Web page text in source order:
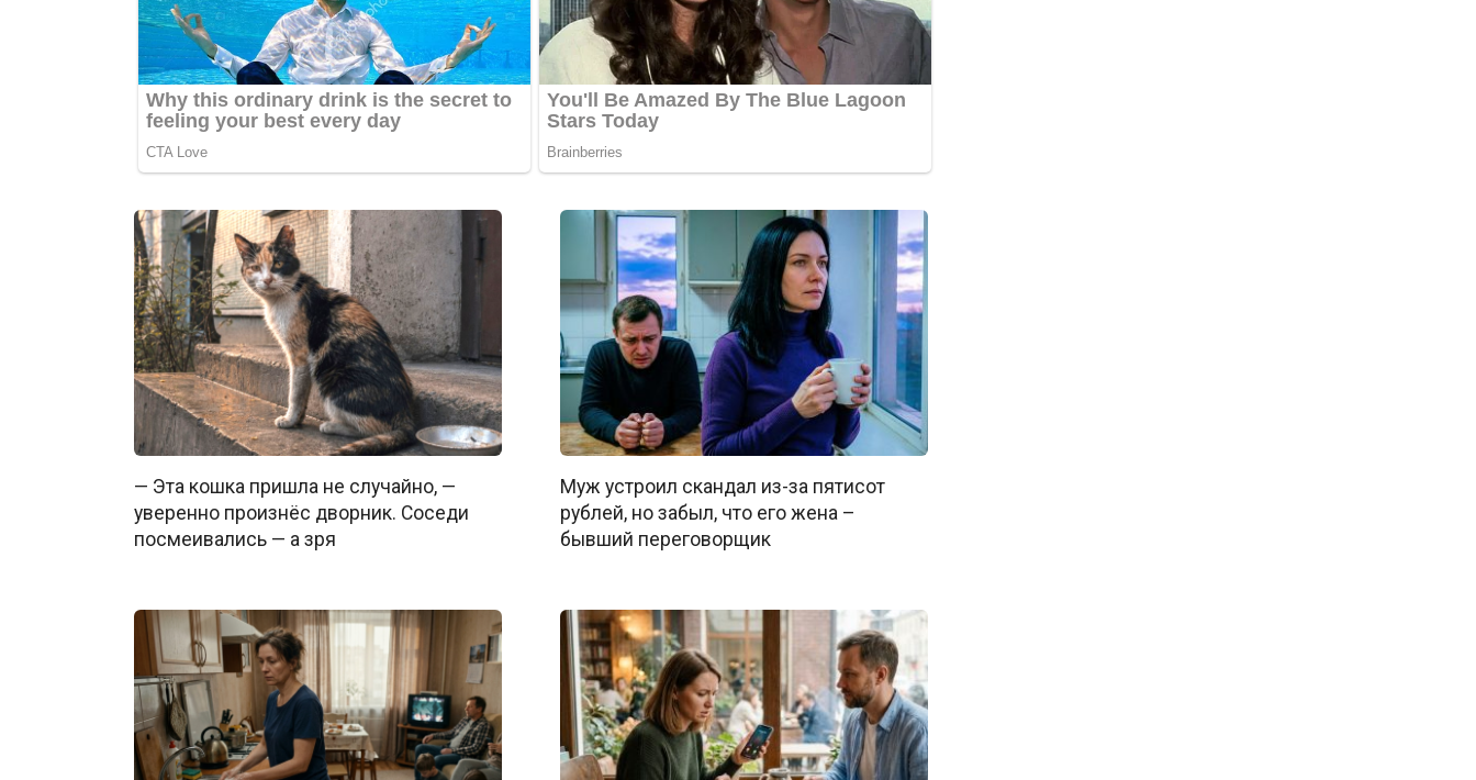
— Эта кошка пришла не случайно, —
уверенно произнёс дворник. Соседи
посмеивались — а зря
Муж устроил скандал из-за пятисот
рублей, но забыл, что его жена –
бывший переговорщик